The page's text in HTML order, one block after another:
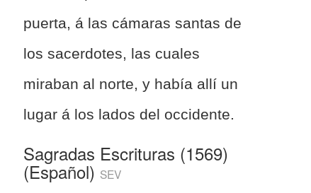
puerta, á las cámaras santas de
los sacerdotes, las cuales
miraban al norte, y había allí un
lugar á los lados del occidente.
Sagradas Escrituras (1569)
(Español) SEV